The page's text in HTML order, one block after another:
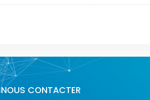
NOUS CONTACTER